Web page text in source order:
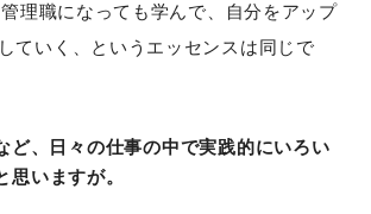
理職になっても学んで、自分をアップ
ていく、というエッセンスは同じで
ど、日々の仕事の中で実践的にいろい
思いますが。